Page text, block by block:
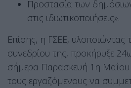
Προστασία των
στις ιδιωτικοποιήσεις».
Επίσης, η ΓΣΕΕ,
συνεδρίου της, προκήρυξε
σήμερα Παρασκευή 1η Μαΐου
τους εργαζόμενους να